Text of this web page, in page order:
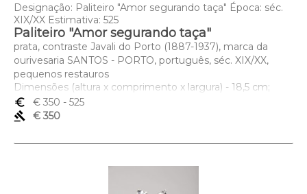
Designação: Paliteiro "Amor segurando taça" Época: séc.
XIX/XX Estimativa: 525
Paliteiro "Amor segurando taça"
prata, contraste Javali do Porto (1887-1937), marca da
ourivesaria SANTOS - PORTO, português, séc. XIX/XX,
pequenos restauros
Dimensões (altura x comprimento x largura) - 18,5 cm;
Peso - 100 grs.
euro_symbol € 350 - 525
gavel
€ 350